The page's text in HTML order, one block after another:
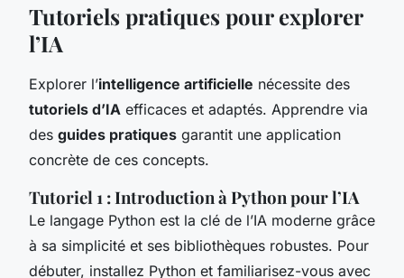
Tutoriels pratiques pour explorer
l’IA
Explorer l’intelligence artificielle nécessite des
tutoriels d’IA efficaces et adaptés. Apprendre via
des guides pratiques garantit une application
concrète de ces concepts.
Tutoriel 1 : Introduction à Python pour l’IA
Le langage Python est la clé de l’IA moderne grâce
à sa simplicité et ses bibliothèques robustes. Pour
débuter, installez Python et familiarisez-vous avec